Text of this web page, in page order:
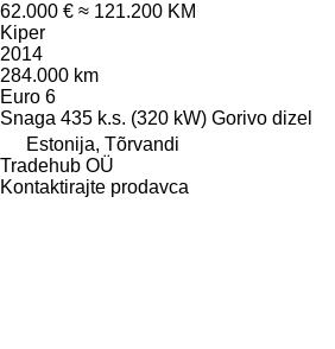
62.000 € ≈ 121.200 KM
Kiper
2014
284.000 km
Euro 6
Snaga 435 k.s. (320 kW) Gorivo dizel
Estonija, Tõrvandi
Tradehub OÜ
Kontaktirajte prodavca